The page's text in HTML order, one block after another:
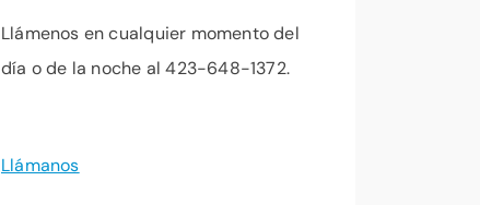
Llámenos en cualquier momento del
día o de la noche al 423-648-1372.
Llámanos